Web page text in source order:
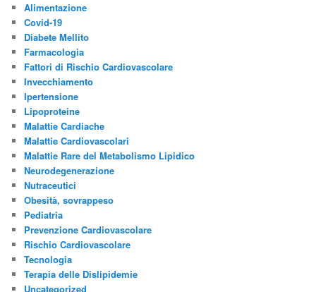
Alimentazione
Covid-19
Diabete Mellito
Farmacologia
Fattori di Rischio Cardiovascolare
Invecchiamento
Ipertensione
Lipoproteine
Malattie Cardiache
Malattie Cardiovascolari
Malattie Rare del Metabolismo Lipidico
Neurodegenerazione
Nutraceutici
Obesità, sovrappeso
Pediatria
Prevenzione Cardiovascolare
Rischio Cardiovascolare
Tecnologia
Terapia delle Dislipidemie
Uncategorized